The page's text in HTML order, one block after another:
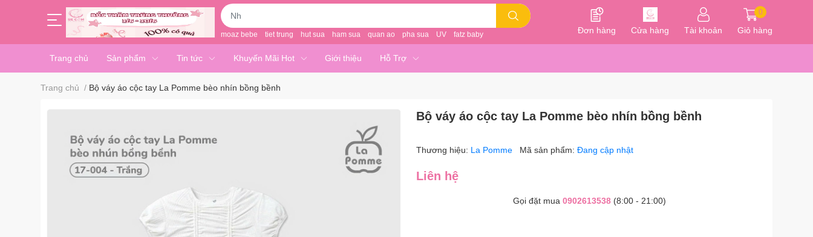
moaz bebe tiet trung hut sua ham sua quan ao pha sua UV fatz baby Đơn hàng Cửa hàng Tài khoản
0
Giỏ hàng
Trang chủ Sản phẩm Tin tức Khuyến Mãi Hot Giới thiệu Hỗ Trợ
Trang chủ / Bộ váy áo cộc tay La Pomme bèo nhín bồng bềnh
Bộ váy áo cộc tay La Pomme bèo nhín bồng bềnh
Thương hiệu: La Pomme Mã sản phẩm: Đang cập nhật
Liên hệ
Gọi đặt mua 0902613538 (8:00 - 21:00)